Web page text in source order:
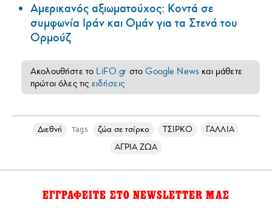
Αμερικανός αξιωματούχος: Κοντά σε
συμφωνία Ιράν και Ομάν για τα Στενά του
Ορμούζ
Ακολουθήστε το LiFO.gr στοGoogle News και μάθετε
πρώτοι όλες τις ειδήσεις
Διεθνή Tags ζώα σε τσίρκο ΤΣΙΡΚΟ
ΓΑΛΛΙΑ
ΑΓΡΙΑ ΖΩΑ
ΕΓΓΡΑΦΕΙΤΕ ΣΤΟ NEWSLETTER ΜΑΣ